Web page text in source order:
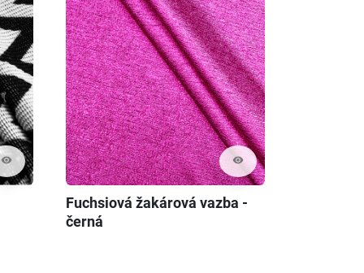
visibility visibility
Fuchsiová žakárová vazba -
černá